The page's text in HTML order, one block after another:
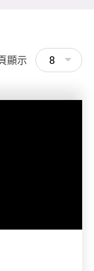
顯示 8